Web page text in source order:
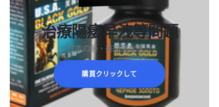
治療陽痿早洩等問題
日本の籐、美國黑金等……
購買クリックして